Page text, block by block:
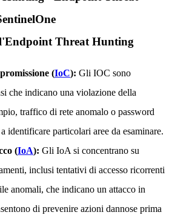
Threat Hunting
(IoC): Gli IOC sono
che indicano una violazione della
traffico di rete anomalo o password
identificare particolari aree da esaminare.
(IoA): Gli IoA si concentrano su
inclusi tentativi di accesso ricorrenti
anomali, che indicano un attacco in
di prevenire azioni dannose prima